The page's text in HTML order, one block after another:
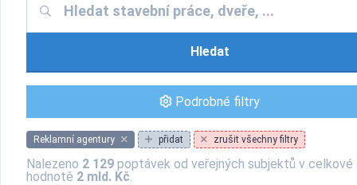
Hledat
Podrobné filtry
Reklamní agentury přidat zrušit všechny filtry
Nalezeno 2 129 poptávek od veřejných subjektů v celkové
hodnotě 2 mld. Kč.